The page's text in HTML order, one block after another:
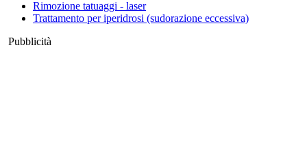
Rimozione tatuaggi - laser
Trattamento per iperidrosi (sudorazione eccessiva)
Pubblicità